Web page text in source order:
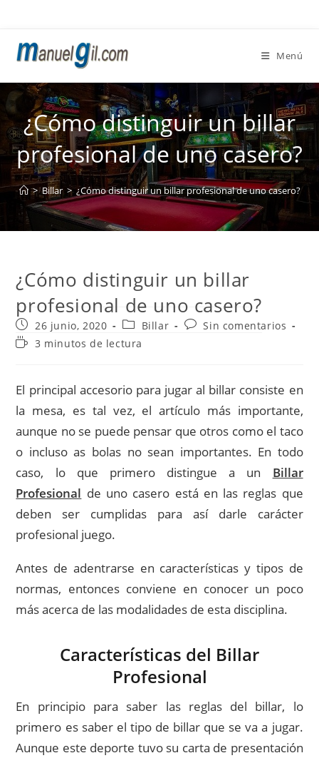
contenido
Menú
¿Cómo distinguir un billar
profesional de uno casero?
> Billar > ¿Cómo distinguir un billar profesional de uno casero?
¿Cómo distinguir un billar
profesional de uno casero?
Publicación
de
la
26 junio, 2020
Categoría
de
la
Billar
Comentarios
Sin comentarios
Tiempo3 minutos de lectura
El principal accesorio para jugar al billar consiste en
la mesa, es tal vez, el artículo más importante,
aunque no se puede pensar que otros como el taco
o incluso as bolas no sean importantes. En todo
caso, lo que primero distingue a un Billar
Profesional de uno casero está en las reglas que
deben ser cumplidas para así darle carácter
profesional juego.
Antes de adentrarse en características y tipos de
normas, entonces conviene en conocer un poco
más acerca de las modalidades de esta disciplina.
Características del Billar
Profesional
En principio para saber las reglas del billar, lo
primero es saber el tipo de billar que se va a jugar.
Aunque este deporte tuvo su carta de presentación